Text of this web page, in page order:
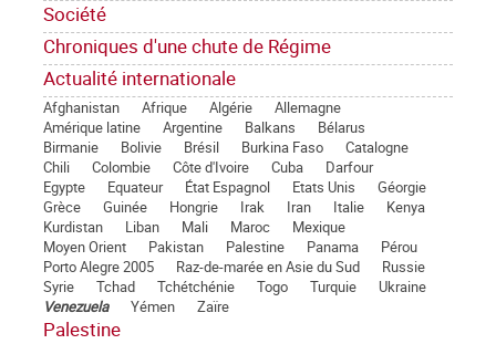
Société
Chroniques d'une chute de Régime
Actualité internationale
Afghanistan Afrique Algérie
Allemagne
Amérique latine
Argentine Balkans
Bélarus
Birmanie
Bolivie Brésil Burkina Faso
Catalogne
Chili
Colombie Côte d'Ivoire Cuba
Darfour
Egypte
Equateur État Espagnol Etats Unis
Géorgie
Grèce
Guinée Hongrie Irak Iran Italie
Kenya
Kurdistan
Liban Mali Maroc
Mexique
Moyen Orient
Pakistan Palestine Panama
Pérou
Porto Alegre 2005
Raz-de-marée en Asie du Sud
Russie
Syrie
Tchad Tchétchénie Togo Turquie
Ukraine
Venezuela
Yémen Zaïre
Palestine